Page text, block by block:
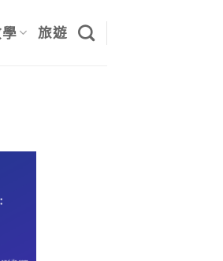
旅遊